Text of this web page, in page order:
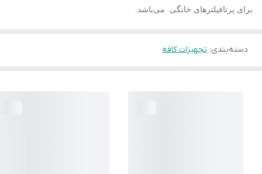
برای پرتافیلترهای خانگی می‌باشد.
دسته‌بندی: تجهیزات کافه